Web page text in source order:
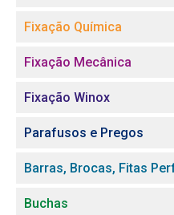
Fixação Química
Fixação Mecânica
Fixação Winox
Parafusos e Pregos
Barras, Brocas, Fitas
Buchas